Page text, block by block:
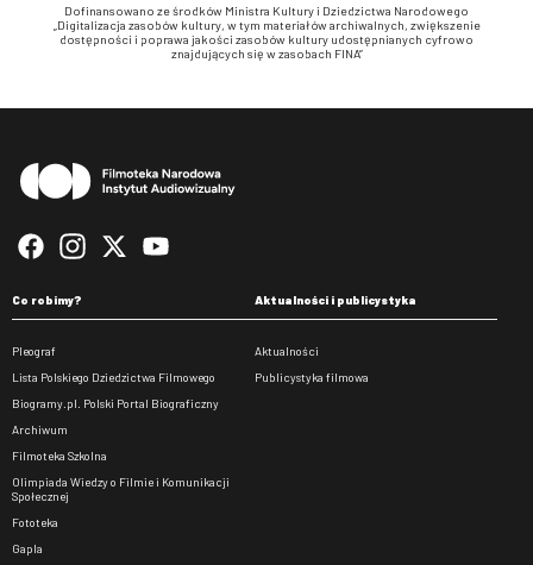
Dofinansowano ze środków Ministra Kultury i Dziedzictwa Narodowego
„Digitalizacja zasobów kultury, w tym materiałów archiwalnych, zwiększenie
dostępności i poprawa jakości zasobów kultury udostępnianych cyfrowo
znajdujących się w zasobach FINA”
Co robimy?
Pleograf
Lista Polskiego Dziedzictwa Filmowego
Biogramy.pl. Polski Portal Biograficzny
Archiwum
Filmoteka Szkolna
Olimpiada Wiedzy o Filmie i Komunikacji
Społecznej
Fototeka
Gapla
Aktualności i publicystyka
Aktualności
Publicystyka filmowa